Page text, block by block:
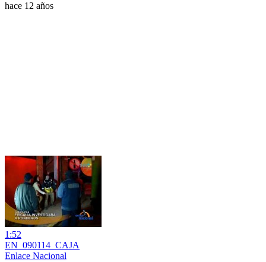
hace 12 años
1:52
EN_090114_CAJA
Enlace Nacional